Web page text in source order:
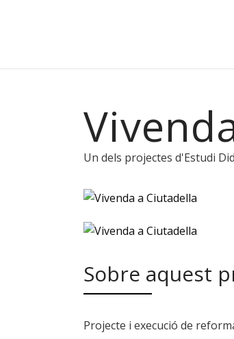
Un dels projectes d'Estudi
Sobre aquest
Projecte i execució de